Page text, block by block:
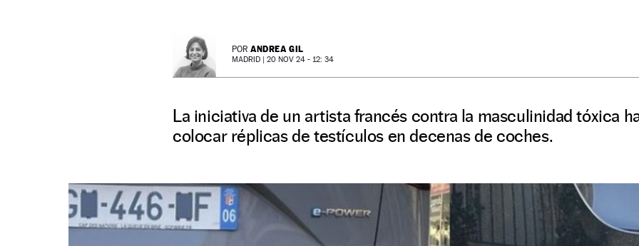
POR ANDREA GIL
MADRID | 20 NOV 24 - 12: 34
La iniciativa de un artista francés contra la masculinidad tóxica
colocar réplicas de testículos en decenas de coches.